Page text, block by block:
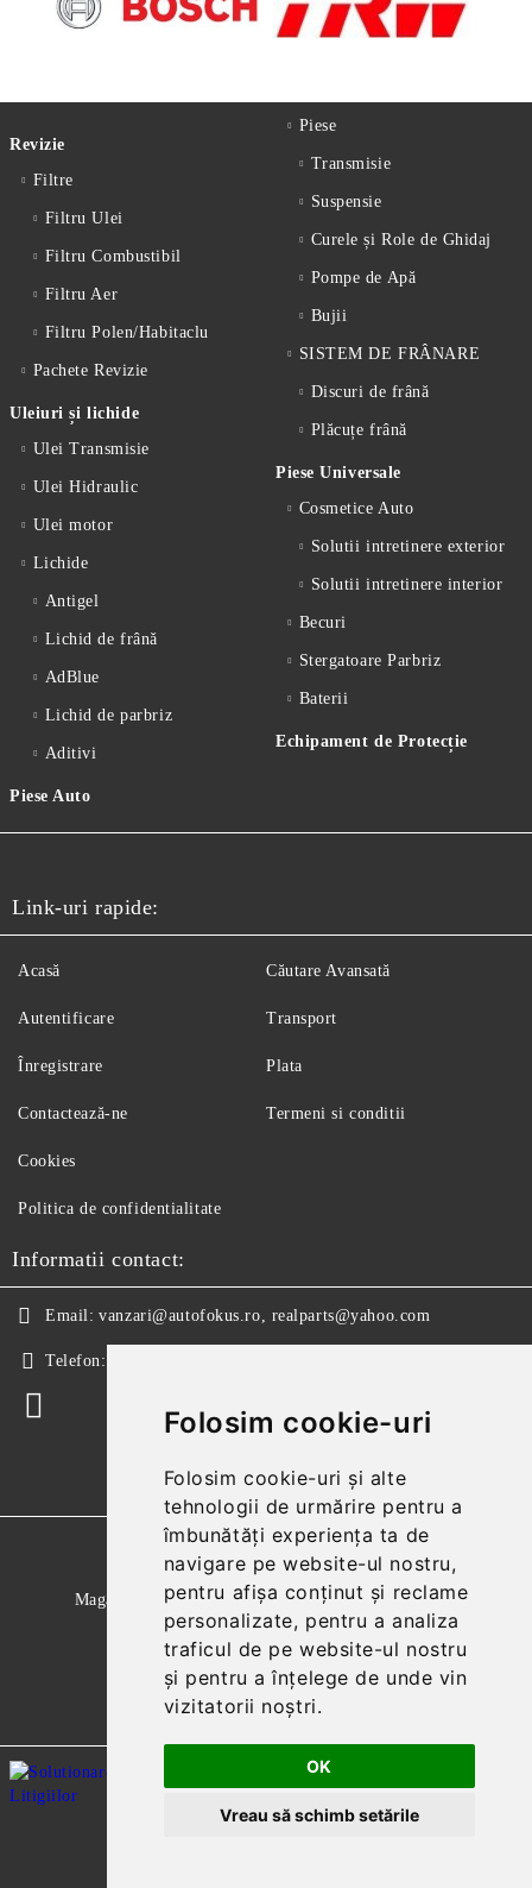
Folosim cookie-uri
Folosim cookie-uri și alte
tehnologii de urmărire pentru a
îmbunătăți experiența ta de
navigare pe website-ul nostru,
pentru afișa conținut și reclame
personalizate, pentru a analiza
traficul de pe website-ul nostru
și pentru a înțelege de unde vin
vizitatorii noștri.
OK
Vreau să schimb setările
Revizie
Filtre
Filtru Ulei
Filtru Combustibil
Filtru Aer
Filtru Polen/Habitaclu
Pachete Revizie
Uleiuri și lichide
Ulei Transmisie
Ulei Hidraulic
Ulei motor
Lichide
Antigel
Lichid de frânǎ
AdBlue
Lichid de parbriz
Aditivi
Piese Auto
Piese
Transmisie
Suspensie
Curele și Role de Ghidaj
Pompe de Apă
Bujii
SISTEM DE FRÂNARE
Discuri de frână
Plăcuțe frână
Piese Universale
Cosmetice Auto
Solutii intretinere exterior
Solutii intretinere interior
Becuri
Stergatoare Parbriz
Baterii
Echipament de Protecție
Link-uri rapide:
Acasă
Autentificare
Înregistrare
Contactează-ne
Căutare Avansată
Transport
Plata
Termeni si conditii
Cookies
Politica de confidentialitate
Informatii contact:
Email: vanzari@autofokus.ro, realparts@yahoo.com
Telefon:
Magazinul nostru respecta 100% prevederile GDPR.
Citeste politica de confidentialitate
Informatiile mele personale